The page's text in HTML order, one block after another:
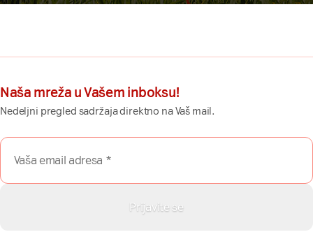
Naša mreža u Vašem inboksu!
Nedeljni pregled sadržaja direktno na Vaš mail.